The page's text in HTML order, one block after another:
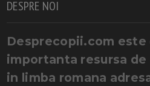
DESPRE NOI
Desprecopii.com este
importanta resursa
in limba romana